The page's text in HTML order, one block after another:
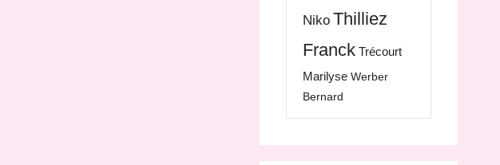
Niko Thilliez
Franck Trécourt
Marilyse Werber
Bernard